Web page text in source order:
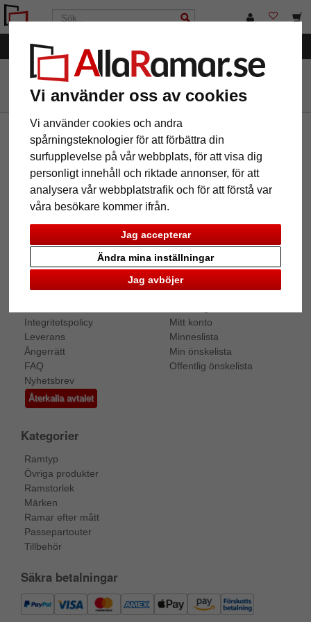
Vi använder oss av cookies
Vi använder cookies och andra
spårningsteknologier för att förbättra din
surfupplevelse på vår webbplats, för att visa dig
personligt innehåll och riktade annonser, för att
analysera vår webbplatstrafik och för att förstå var
våra besökare kommer ifrån.
Jag accepterar
Jag avböjer
Ändra mina inställningar
AllaRamar.se Märken KolorRami
Nyhetsbrev
Om du vill ta del av vårt nyhetsbrev, vänligen skriv in din
email nedan. Du kan avbryta abonnemanget när som helst.
Juridisk information
Integritetspolicy
Leverans
Ångerrätt
FAQ
Nyhetsbrev
Återkalla avtalet
Service
Kontakt
Hjälp
Mitt konto
Minneslista
Min önskelista
Offentlig önskelista
Kategorier
Ramtyp
Övriga produkter
Ramstorlek
Märken
Ramar efter mått
Passepartouter
Tillbehör
Säkra betalningar